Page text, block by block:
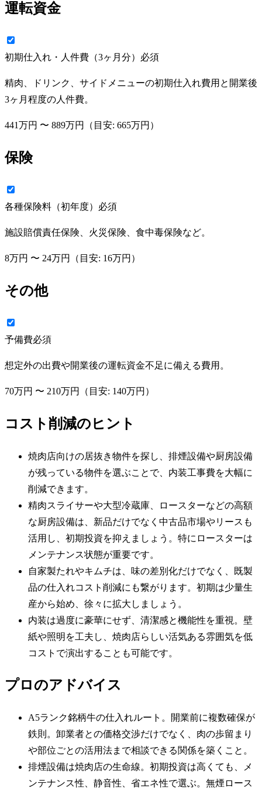
運転資金
初期仕入れ・人件費（3ヶ月分） 必須
精肉、ドリンク、サイドメニューの初期仕入れ費用と開業後
3ヶ月程度の人件費。
441万円 〜 889万円 （目安: 665万円 ）
保険
各種保険料（初年度） 必須
施設賠償責任保険、火災保険、食中毒保険など。
8万円 〜 24万円 （目安: 16万円 ）
その他
予備費必須
想定外の出費や開業後の運転資金不足に備える費用。
70万円 〜 210万円 （目安: 140万円 ）
コスト削減のヒント
焼肉店向けの居抜き物件を探し、排煙設備や厨房設備
が残っている物件を選ぶことで、内装工事費を大幅に
削減できます。
精肉スライサーや大型冷蔵庫、ロースターなどの高額
な厨房設備は、新品だけでなく中古品市場やリースも
活用し、初期投資を抑えましょう。特にロースターは
メンテナンス状態が重要です。
自家製たれやキムチは、味の差別化だけでなく、既製
品の仕入れコスト削減にも繋がります。初期は少量生
産から始め、徐々に拡大しましょう。
内装は過度に豪華にせず、清潔感と機能性を重視。壁
紙や照明を工夫し、焼肉店らしい活気ある雰囲気を低
コストで演出することも可能です。
プロのアドバイス
A5ランク銘柄牛の仕入れルート。開業前に複数確保が
鉄則。卸業者との価格交渉だけでなく、肉の歩留まり
や部位ごとの活用法まで相談できる関係を築くこと。
排煙設備は焼肉店の生命線。初期投資は高くても、メ
ンテナンス性、静音性、省エネ性で選ぶ。無煙ロース